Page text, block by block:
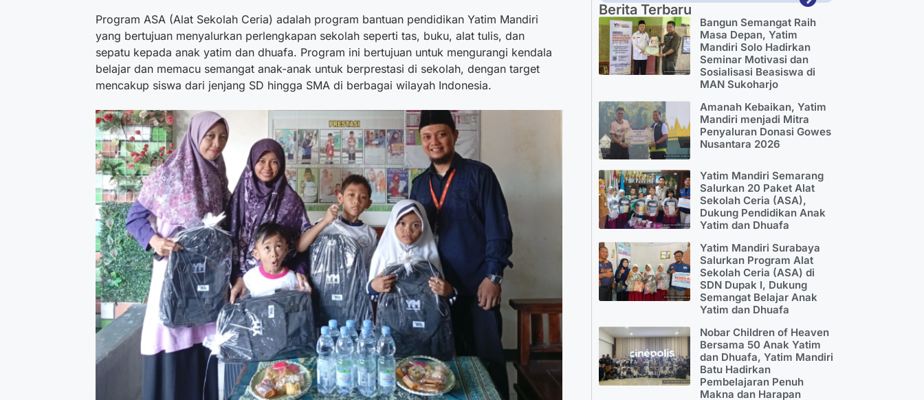
Program ASA (Alat Sekolah Ceria) adalah program bantuan pendidikan Yatim Mandiri
yang bertujuan menyalurkan perlengkapan sekolah seperti tas, buku, alat tulis, dan
sepatu kepada anak yatim dan dhuafa. Program ini bertujuan untuk mengurangi kendala
belajar dan memacu semangat anak-anak untuk berprestasi di sekolah, dengan target
mencakup siswa dari jenjang SD hingga SMA di berbagai wilayah Indonesia.
Berita Terbaru
Bangun Semangat Raih
Masa Depan, Yatim
Mandiri Solo Hadirkan
Seminar Motivasi dan
Sosialisasi Beasiswa di
MAN Sukoharjo
Amanah Kebaikan, Yatim
Mandiri menjadi Mitra
Penyaluran Donasi Gowes
Nusantara 2026
Yatim Mandiri Semarang
Salurkan 20 Paket Alat
Sekolah Ceria (ASA),
Dukung Pendidikan Anak
Yatim dan Dhuafa
Yatim Mandiri Surabaya
Salurkan Program Alat
Sekolah Ceria (ASA) di
SDN Dupak I, Dukung
Semangat Belajar Anak
Yatim dan Dhuafa
Nobar Children of Heaven
Bersama 50 Anak Yatim
dan Dhuafa, Yatim Mandiri
Batu Hadirkan
Pembelajaran Penuh
Makna dan Harapan